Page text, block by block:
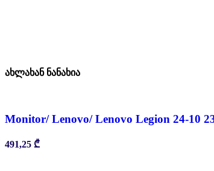
ახლახან ნანახია
Monitor/ Lenovo/ Lenovo Legion 24-10
491,25 ₾